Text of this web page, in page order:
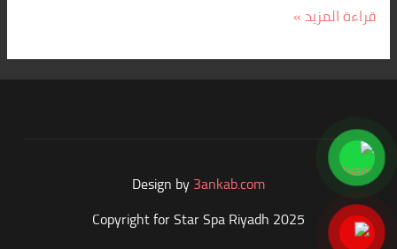
قراءة المزيد »
Design by3ankab.com
Copyright for Star Spa Riyadh 2025